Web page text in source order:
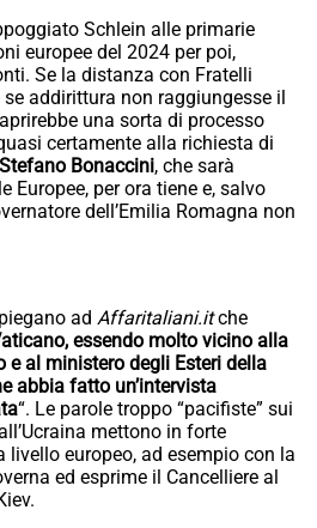
Schlein alle primarie
europee del 2024 per poi,
Se la distanza con Fratelli
addirittura non raggiungesse il
una sorta di processo
certamente alla richiesta di
Stefano Bonaccini, che sarà
Europee, per ora tiene e, salvo
dell’Emilia Romagna non
ad Affaritaliani.itche
essendo molto vicino alla
e al ministero degli Esteri della
abbia fatto un’intervista
“. Le parole troppo “pacifiste” sui
mettono in forte
livello europeo, ad esempio con la
ed esprime il Cancelliere al